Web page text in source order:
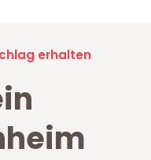
erhalten